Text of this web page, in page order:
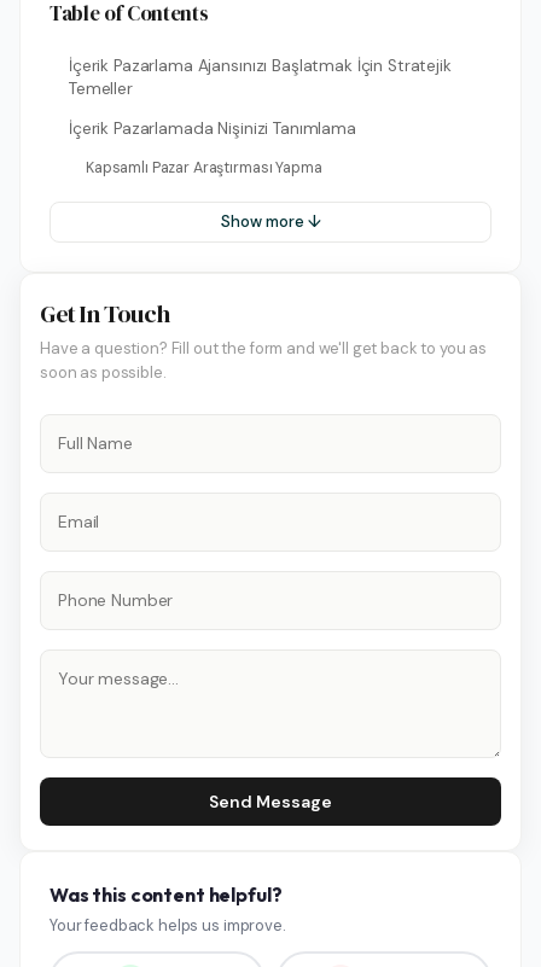
Table of Contents
İçerik Pazarlama Ajansınızı Başlatmak İçin Stratejik
Temeller
İçerik Pazarlamada Nişinizi Tanımlama
Kapsamlı Pazar Araştırması Yapma
Show more ↓
Get In Touch
Have a question? Fill out the form and we'll get back to you as
soon as possible.
Send Message
Was this content helpful?
Your feedback helps us improve.